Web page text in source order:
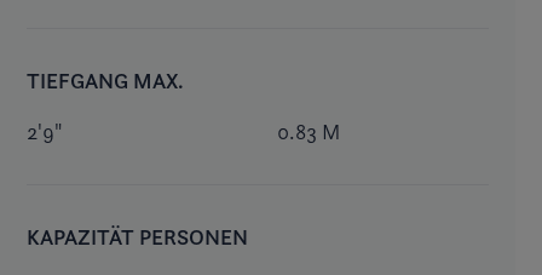
TIEFGANG MAX.
2'9" 0.83 M
KAPAZITÄT PERSONEN